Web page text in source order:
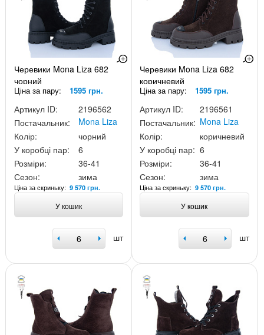
Черевики Mona Liza 682
чорний
Ціна за пару: 1595 грн.
Артикул ID:
2196562
Постачальник:
Mona Liza
Колір:
чорний
У коробці пар:
6
Розміри:
36-41
Сезон:
зима
Ціна за скриньку: 9 570 грн.
У кошик
шт
Черевики Mona Liza 682
коричневий
Ціна за пару: 1595 грн.
Артикул ID:
2196561
Постачальник: Mona Liza
Колір:
коричневий
У коробці пар: 6
Розміри:
36-41
Сезон:
зима
Ціна за скриньку:9 570 грн.
У кошик
шт